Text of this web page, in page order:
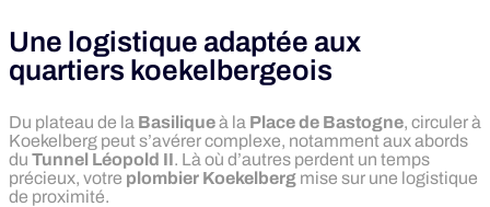
Une logistique adaptée aux
quartiers koekelbergeois
Du plateau de la Basiliqueà la Place de Bastogne, circuler à
Koekelberg peut s’avérer complexe, notamment aux abords
du Tunnel Léopold II. Là où d’autres perdent un temps
précieux, votre plombier Koekelberg mise sur une logistique
de proximité.